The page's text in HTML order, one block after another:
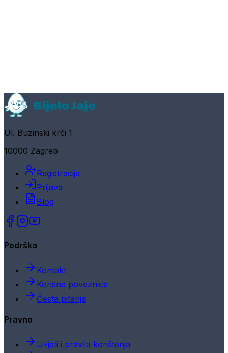
Ul. Buzinski krči 1
10000 Zagreb
Registracija
Prijava
Blog
Podrška
Kontakt
Korisne poveznice
Česta pitanja
Pravno
Uvjeti i pravila korištenja